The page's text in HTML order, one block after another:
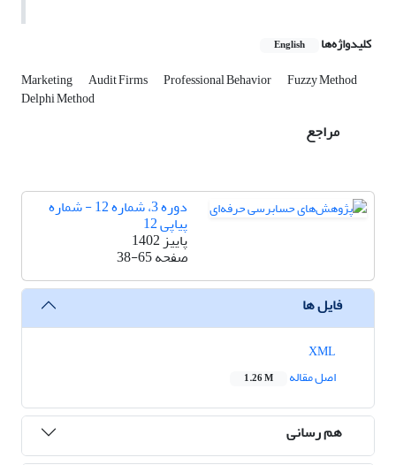
کلیدواژه‌ها English
Marketing Audit Firms Professional Behavior Fuzzy Method
Delphi Method
مراجع
دوره 3، شماره 12 - شماره
پیاپی 12
پاییز 1402
صفحه38-65
فایل ها
اصل مقاله
1.26 M
هم رسانی